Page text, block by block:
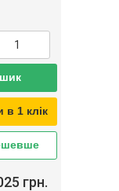
в 1 клік
грн.